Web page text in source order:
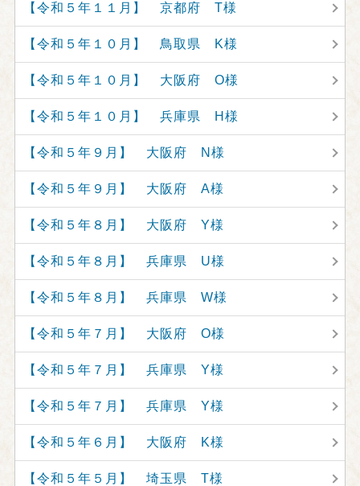
【令和５年１１月】 京都府 T様
【令和５年１０月】 鳥取県 K様
【令和５年１０月】 大阪府 O様
【令和５年１０月】 兵庫県 H様
【令和５年９月】 大阪府 N様
【令和５年９月】 大阪府 A様
【令和５年８月】 大阪府 Y様
【令和５年８月】 兵庫県 U様
【令和５年８月】 兵庫県 W様
【令和５年７月】 大阪府 O様
【令和５年７月】 兵庫県 Y様
【令和５年７月】 兵庫県 Y様
【令和５年６月】 大阪府 K様
【令和５年５月】 埼玉県 T様